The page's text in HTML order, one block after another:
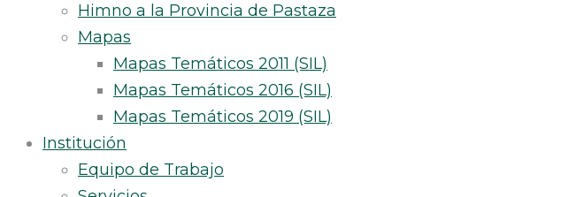
Himno a la Provincia de Pastaza
Mapas
Mapas Temáticos 2011 (SIL)
Mapas Temáticos 2016 (SIL)
Mapas Temáticos 2019 (SIL)
Institución
Equipo de Trabajo